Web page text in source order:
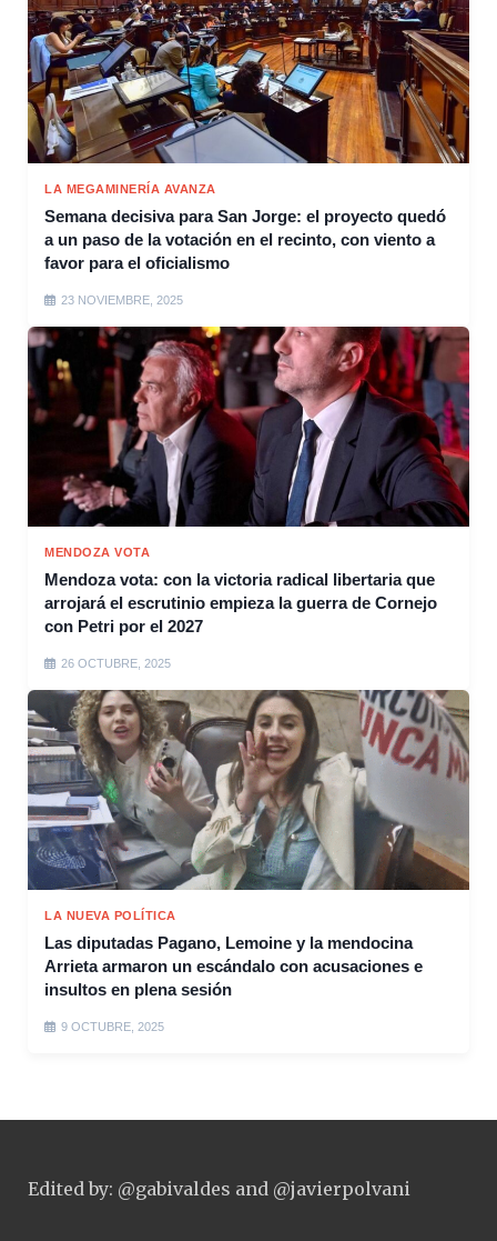
LA MEGAMINERÍA AVANZA
Semana decisiva para San Jorge: el proyecto quedó
a un paso de la votación en el recinto, con viento a
favor para el oficialismo
23 NOVIEMBRE, 2025
MENDOZA VOTA
Mendoza vota: con la victoria radical libertaria que
arrojará el escrutinio empieza la guerra de Cornejo
con Petri por el 2027
26 OCTUBRE, 2025
LA NUEVA POLÍTICA
Las diputadas Pagano, Lemoine y la mendocina
Arrieta armaron un escándalo con acusaciones e
insultos en plena sesión
9 OCTUBRE, 2025
Edited by: @gabivaldes and @javierpolvani